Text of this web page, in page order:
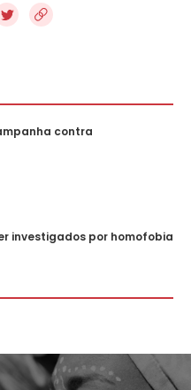
contra
investigados por homofobia